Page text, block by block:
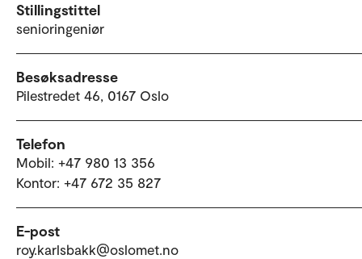
Stillingstittel
senioringeniør
Besøksadresse
Pilestredet 46, 0167 Oslo
Telefon
Mobil: +47 980 13 356
Kontor: +47 672 35 827
E-post
roy.karlsbakk@oslomet.no